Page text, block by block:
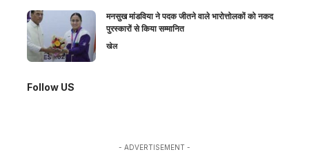
मनसुख मांडविया ने पदक जीतने वाले भारोत्तोलकों को नकद
पुरस्कारों से किया सम्मानित
खेल
Follow US
- ADVERTISEMENT -